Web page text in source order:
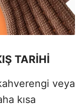
TARİHİ
veya
kısa